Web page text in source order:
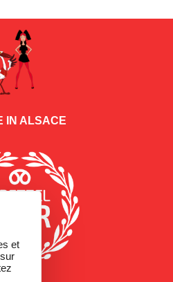
IN ALSACE
et